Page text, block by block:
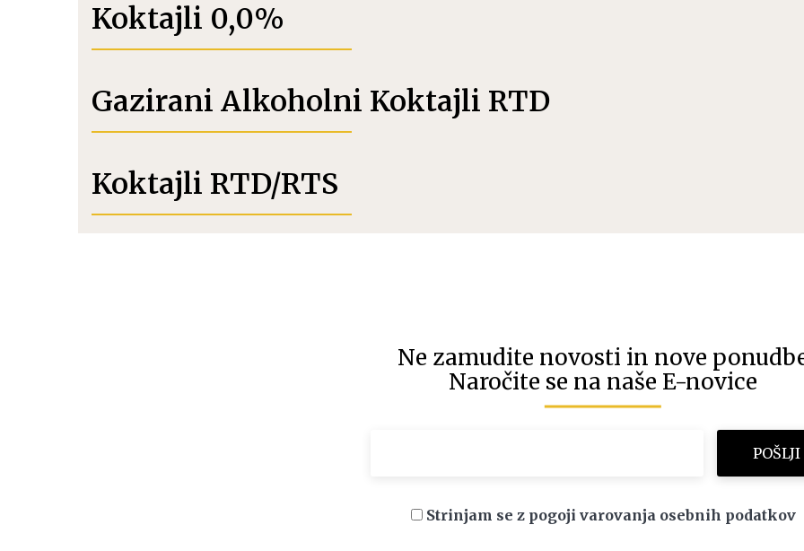
Koktajli 0,0%
Gazirani Alkoholni Koktajli RTD
Koktajli RTD/RTS
Ne zamudite novosti in nove
Naročite se na naše E-novice
Strinjam se z pogoji varovanja osebnih podatkov